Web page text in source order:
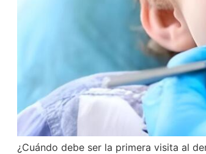
¿Cuándo debe ser la primera visita al